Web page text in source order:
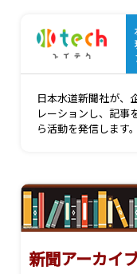
日本水道新聞社が、
レーションし、記事
ら活動を発信します。
新聞アーカイ